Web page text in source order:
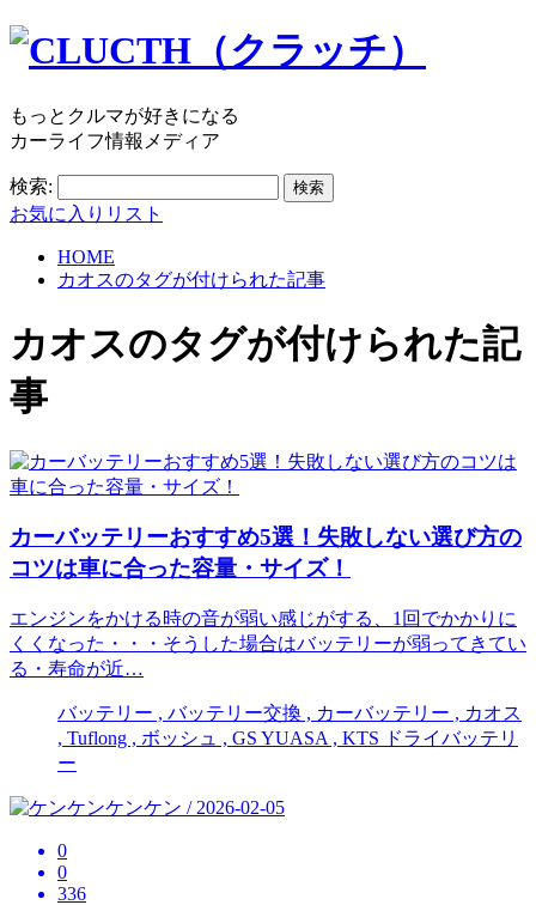
もっとクルマが好きになる
カーライフ情報メディア
検索:
お気に入りリスト
HOME
カオスのタグが付けられた記事
カオスのタグが付けられた記
事
カーバッテリーおすすめ5選！失敗しない選び方の
コツは車に合った容量・サイズ！
エンジンをかける時の音が弱い感じがする、1回でかかりに
くくなった・・・そうした場合はバッテリーが弱ってきてい
る・寿命が近…
バッテリー , バッテリー交換 , カーバッテリー , カオス
, Tuflong , ボッシュ , GS YUASA , KTS ドライバッテリ
ー
ケンケン / 2026-02-05
0
0
336